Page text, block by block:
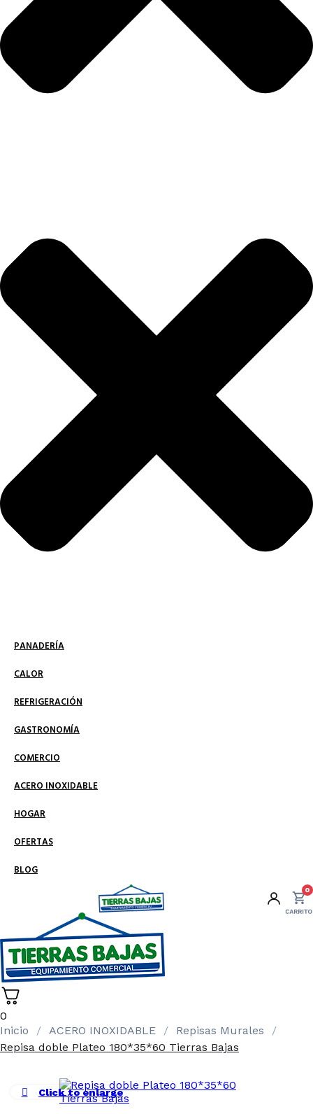
PANADERÍA
CALOR
REFRIGERACIÓN
GASTRONOMÍA
COMERCIO
ACERO INOXIDABLE
HOGAR
OFERTAS
BLOG
0
0
Inicio
ACERO INOXIDABLE
Repisas Murales
Repisa doble Plateo 180*35*60 Tierras Bajas
Click to enlarge